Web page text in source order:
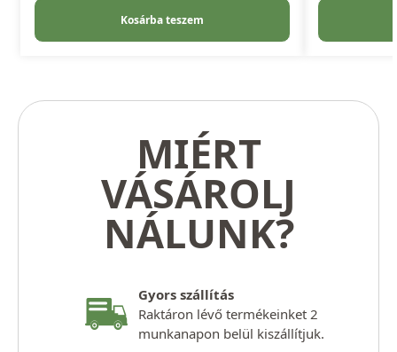
Kosárba teszem
MIÉRT
VÁSÁROLJ
NÁLUNK?
Gyors szállítás
Raktáron lévő termékeinket 2
munkanapon belül kiszállítjuk.